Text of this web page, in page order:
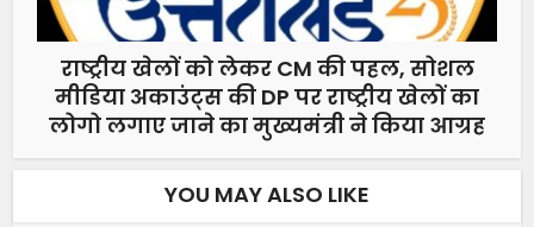
राष्ट्रीय खेलों को लेकर CM की पहल, सोशल
मीडिया अकाउंट्स की DP पर राष्ट्रीय खेलों का
लोगो लगाए जाने का मुख्यमंत्री ने किया आग्रह
YOU MAY ALSO LIKE